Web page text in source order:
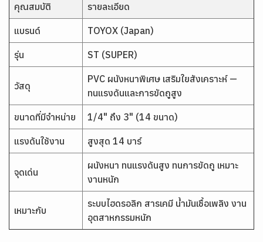
คุณสมบัติ รายละเอียด
แบรนด์ TOYOX (Japan)
รุ่น ST (SUPER)
วัสดุ
PVC ผนังหนาพิเศษ เสริมใยสังเคราะห์ —
ทนแรงดันและการขัดถูสูง
ขนาดที่มีจำหน่าย 1/4" ถึง 3" (14 ขนาด)
แรงดันใช้งาน สูงสุด 14 บาร์
จุดเด่น
ผนังหนา ทนแรงดันสูง ทนการขัดถู เหมาะ
งานหนัก
เหมาะกับ
ระบบไฮดรอลิก สารเคมี น้ำมันเชื้อเพลิง งาน
อุตสาหกรรมหนัก